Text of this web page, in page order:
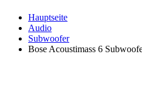
Hauptseite
Audio
Subwoofer
Bose Acoustimass 6